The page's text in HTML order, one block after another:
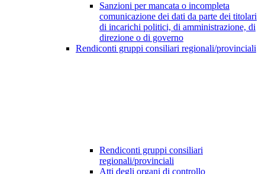
Sanzioni per mancata o incompleta
comunicazione dei dati da parte dei titolari
di incarichi politici, di amministrazione, di
direzione o di governo
Rendiconti gruppi consiliari regionali/provinciali
Rendiconti gruppi consiliari
regionali/provinciali
Atti degli organi di controllo